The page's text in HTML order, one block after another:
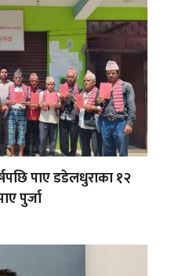
पाए डडेलधुराका १२
पुर्जा